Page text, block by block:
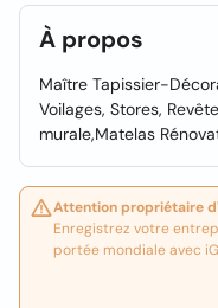
À propos
Maître Tapissier-
Voilages, Stores,
murale,Matelas
Attention propriétaire
Enregistrez votre
portée mondiale avec